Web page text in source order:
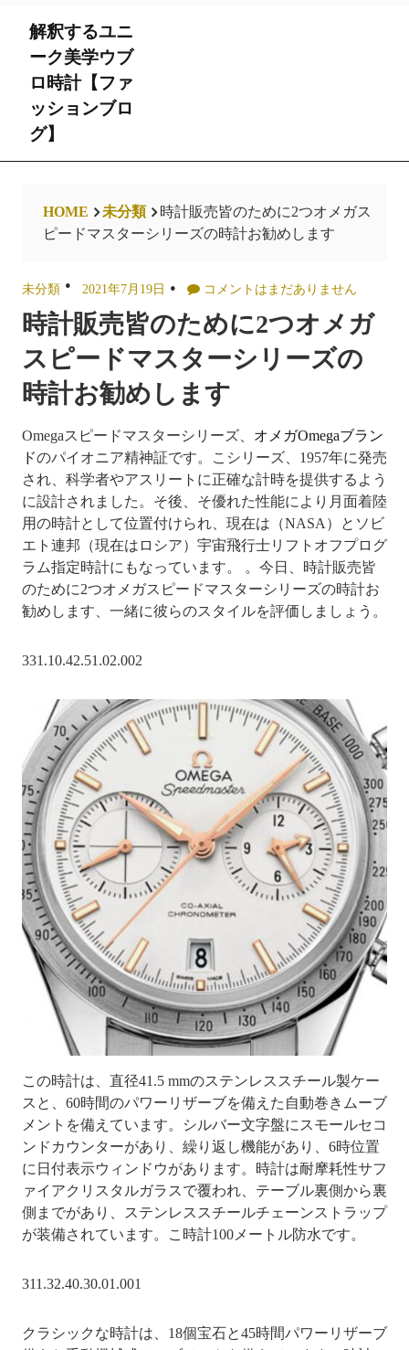
content
解釈するユニ
ーク美学ウブ
ロ時計【ファ
ッションブロ
グ】
HOME 未分類
時計販売皆のために2つオメガス
ピードマスターシリーズの時計お勧めします
未分類 2021年7月19日 コメントはまだありません
時計販売皆のために2つオメガ
スピードマスターシリーズの
時計お勧めします
Omegaスピードマスターシリーズ、 オメガOmegaブラン
ドのパイオニア精神証です。こシリーズ、1957年に発売
され、科学者やアスリートに正確な計時を提供するよう
に設計されました。そ後、そ優れた性能により月面着陸
用の時計として位置付けられ、現在は（NASA）とソビ
エト連邦（現在はロシア）宇宙飛行士リフトオフプログ
ラム指定時計にもなっています。 。今日、時計販売皆
のために2つオメガスピードマスターシリーズの時計お
勧めします、一緒に彼らのスタイルを評価しましょう。
331.10.42.51.02.002
この時計は、直径41.5 mmのステンレススチール製ケー
スと、60時間のパワーリザーブを備えた自動巻きムーブ
メントを備えています。シルバー文字盤にスモールセコ
ンドカウンターがあり、繰り返し機能があり、6時位置
に日付表示ウィンドウがあります。時計は耐摩耗性サフ
ァイアクリスタルガラスで覆われ、テーブル裏側から裏
側までがあり、ステンレススチールチェーンストラップ
が装備されています。こ時計100メートル防水です。
311.32.40.30.01.001
クラシックな時計は、18個宝石と45時間パワーリザーブ